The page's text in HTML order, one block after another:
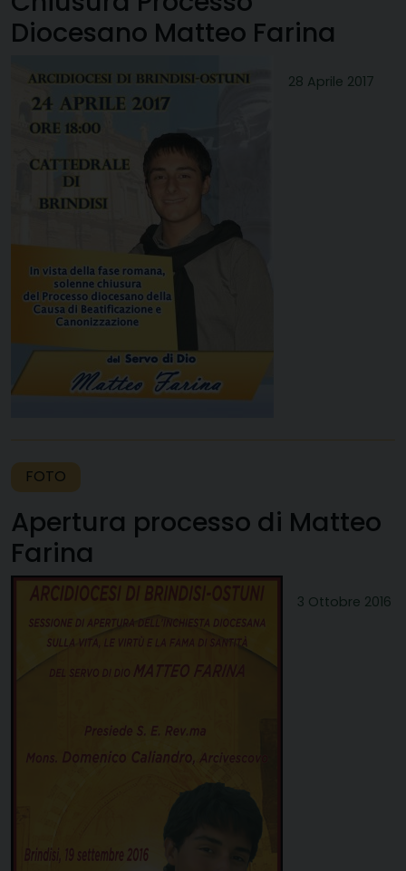
Diocesano Matteo Farina
28 Aprile 2017
FOTO
Apertura processo di Matteo
Farina
3 Ottobre 2016